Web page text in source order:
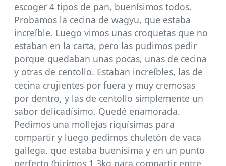
escoger 4 tipos de pan, buenísimos todos.
Probamos la cecina de wagyu, que estaba
increíble. Luego vimos unas croquetas que no
estaban en la carta, pero las pudimos pedir
porque quedaban unas pocas, unas de cecina
y otras de centollo. Estaban increíbles, las de
cecina crujientes por fuera y muy cremosas
por dentro, y las de centollo simplemente un
sabor delicadísimo. Quedé enamorada.
Pedimos una mollejas riquísimas para
compartir y luego pedimos chuletón de vaca
gallega, que estaba buenísima y en un punto
perfecto (hicimos 1.3kg para compartir entre